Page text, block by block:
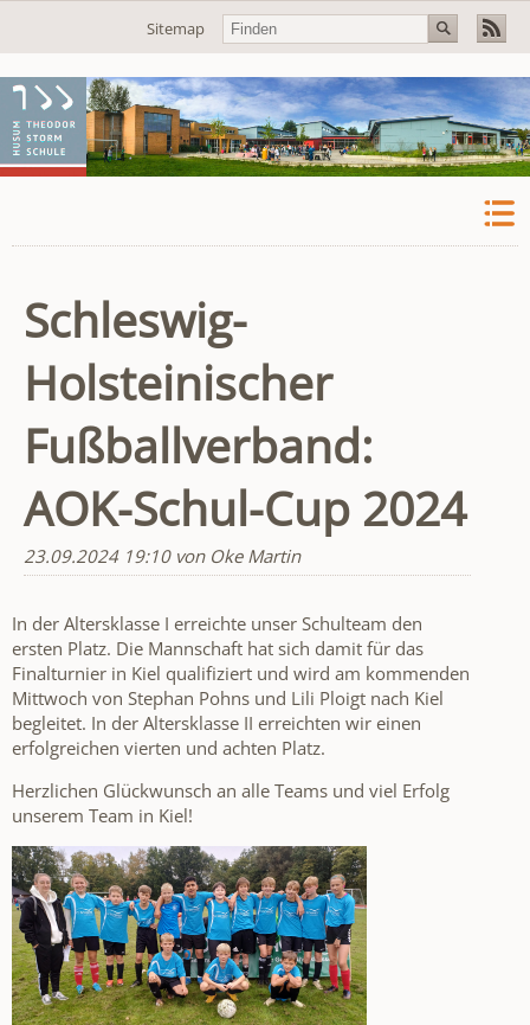
Navigation
Sitemap
Schleswig-
Holsteinischer
Fußballverband:
AOK-Schul-Cup 2024
23.09.2024 19:10von Oke Martin
In der Altersklasse I erreichte unser Schulteam den
ersten Platz. Die Mannschaft hat sich damit für das
Finalturnier in Kiel qualifiziert und wird am kommenden
Mittwoch von Stephan Pohns und Lili Ploigt nach Kiel
begleitet. In der Altersklasse II erreichten wir einen
erfolgreichen vierten und achten Platz.
Herzlichen Glückwunsch an alle Teams und viel Erfolg
unserem Team in Kiel!